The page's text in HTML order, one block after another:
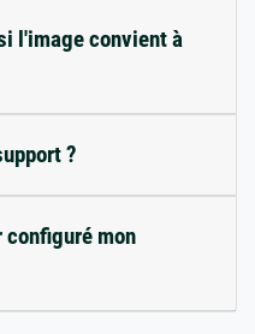
l'image convient à
?
configuré mon